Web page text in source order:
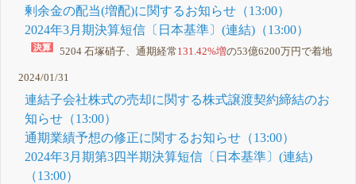
剰余金の配当(増配)に関するお知らせ（13:00）
2024年3月期決算短信〔日本基準〕(連結)（13:00）
5204 石塚硝子、通期経常131.42%増の53億6200万円で着地
2024/01/31
連結子会社株式の売却に関する株式譲渡契約締結のお
知らせ（13:00）
通期業績予想の修正に関するお知らせ（13:00）
2024年3月期第3四半期決算短信〔日本基準〕(連結)
（13:00）